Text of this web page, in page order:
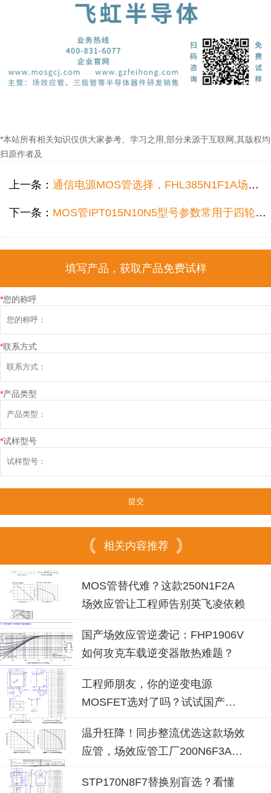
*本站所有相关知识仅供大家参考、学习之用,部分来源于互联网,其版权均
归原作者及
上一条： 通信电源MOS管选择，FHL385N1F1A场效应管常用于通信电源电路！
下一条： MOS管IPT015N10N5型号参数常用于四轮观光车电机控制，控制效果更佳！
填写产品，获取产品免费试样
*您的称呼
*联系方式
*产品类型
*试样型号
相关内容推荐
MOS管替代难？这款250N1F2A
场效应管让工程师告别英飞凌依赖
国产场效应管逆袭记：FHP1906V
如何攻克车载逆变器散热难题？
工程师朋友，你的逆变电源
MOSFET选对了吗？试试国产
温升狂降！同步整流优选这款场效
应管，场效应管工厂200N6F3A可
STP170N8F7替换别盲选？看懂